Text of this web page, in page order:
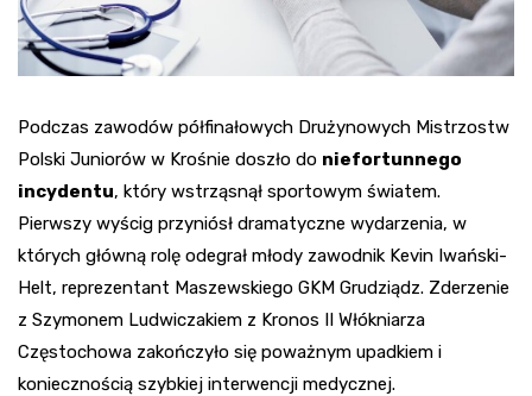
Podczas zawodów półfinałowych Drużynowych Mistrzostw
Polski Juniorów w Krośnie doszło do niefortunnego
incydentu, który wstrząsnął sportowym światem.
Pierwszy wyścig przyniósł dramatyczne wydarzenia, w
których główną rolę odegrał młody zawodnik Kevin Iwański-
Helt, reprezentant Maszewskiego GKM Grudziądz. Zderzenie
z Szymonem Ludwiczakiem z Kronos II Włókniarza
Częstochowa zakończyło się poważnym upadkiem i
koniecznością szybkiej interwencji medycznej.